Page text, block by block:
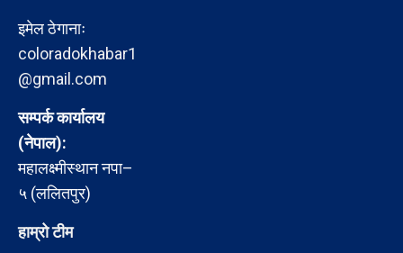
इमेल ठेगानाः
coloradokhabar1
@gmail.com
सम्पर्क कार्यालय
(नेपाल):
महालक्ष्मीस्थान नपा–
५ (ललितपुर)
हाम्रो टीम